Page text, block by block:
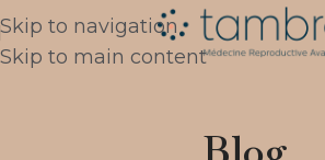
Skip to navigation
Skip to main content